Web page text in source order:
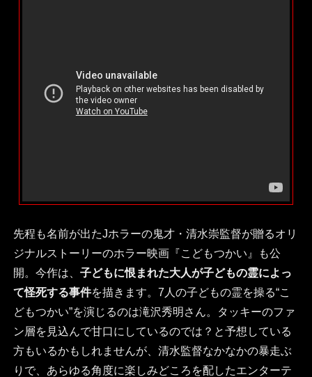
先程も名前が出たJホラーの鬼才・清水崇監督が贈るオリ
ジナルストーリーのホラー映画『こどもつかい』も公
開。今作は、 子どもに恨まれた大人が子どもの霊によっ
て怪死する事件を描きます。7人の子どもの霊を操る“こ
どもつかい”を演じるのは滝沢秀明さん。タッキーのファ
ン層を見込んで甘口にしているのでは？と予想している
方もいるかもしれませんが、清水監督なかなかの暴走ぶ
りで、あらゆる角度に楽しみどころを配したエンターテ